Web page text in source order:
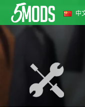
中